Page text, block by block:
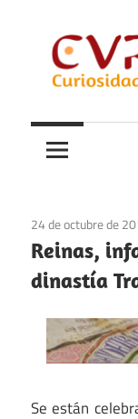
contenido
y
anécdotas
historia
24 de octubre de
Reinas,
dinastía
Se están